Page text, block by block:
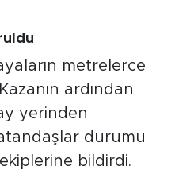
metrelerce
ardından
yerinden
durumu
bildirdi.